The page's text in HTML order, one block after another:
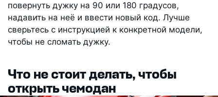
повернуть дужку на 90 или 180 градусов,
надавить на неё и ввести новый код. Лучше
сверьтесь с инструкцией к конкретной модели,
чтобы не сломать дужку.
Что не стоит делать, чтобы
открыть чемодан